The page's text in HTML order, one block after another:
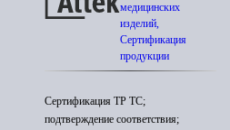
медицинских
изделий,
Сертификация
продукции
Сертификация ТР ТС;
подтверждение соответствия;